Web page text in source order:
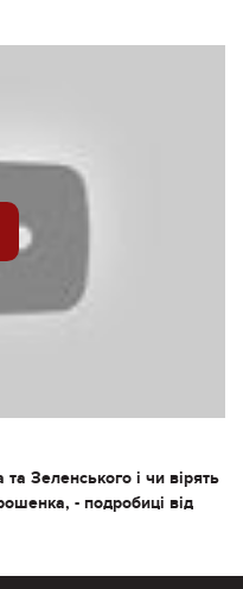
Зеленського і чи вірять
- подробиці від